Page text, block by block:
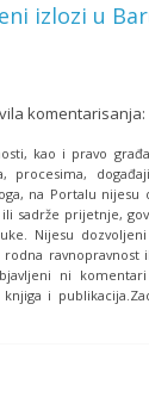
izlozi u
komentarisanja:
kao i pravo
procesima,
na Portalu
sadrže prijetnje,
Nijesu
rodna
ni
i